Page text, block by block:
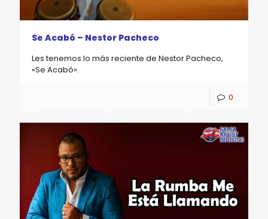
Se Acabó – Nestor Pacheco
Les tenemos lo más reciente de Nestor Pacheco,
«Se Acabó».
0